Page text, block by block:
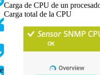
Carga de CPU de un
Carga total de la CPU